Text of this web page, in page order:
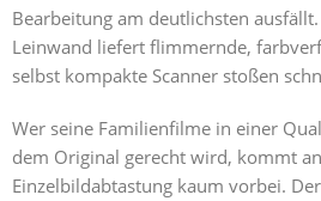
Bearbeitung am deutlichsten
Leinwand liefert flimmernde,
selbst kompakte Scanner stoßen
Wer seine Familienfilme in einer
dem Original gerecht wird, kommt
Einzelbildabtastung kaum vorbei.